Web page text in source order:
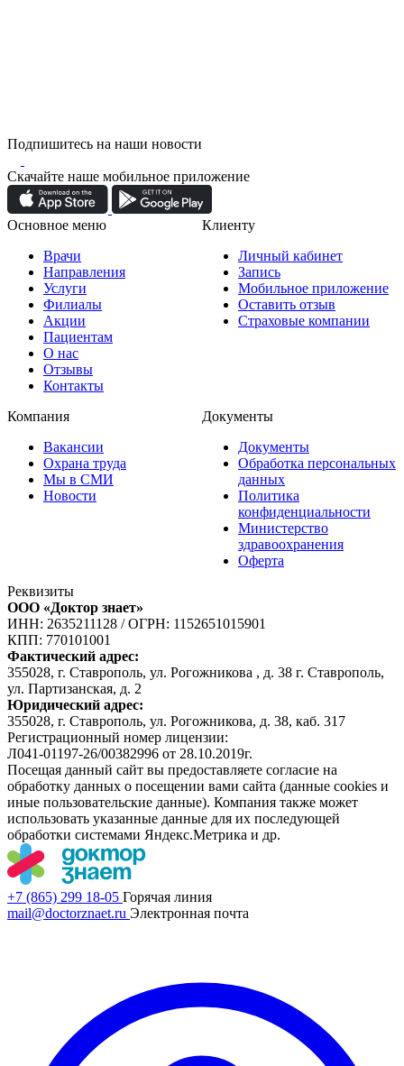
Подпишитесь на наши новости
Скачайте наше мобильное приложение
Основное меню
Врачи
Направления
Услуги
Филиалы
Акции
Пациентам
О нас
Отзывы
Контакты
Клиенту
Личный кабинет
Запись
Мобильное приложение
Оставить отзыв
Страховые компании
Компания
Вакансии
Охрана труда
Мы в СМИ
Новости
Документы
Документы
Обработка персональных
данных
Политика
конфиденциальности
Министерство
здравоохранения
Оферта
Реквизиты
ООО «Доктор знает»
ИНН: 2635211128 /ОГРН: 1152651015901
КПП: 770101001
Фактический адрес:
355028, г. Ставрополь, ул. Рогожникова , д. 38 г. Ставрополь,
ул. Партизанская, д. 2
Юридический адрес:
355028, г. Ставрополь, ул. Рогожникова, д. 38, каб. 317
Регистрационный номер лицензии:
Л041-01197-26/00382996 от 28.10.2019г.
Посещая данный сайт вы предоставляете согласие на
обработку данных о посещении вами сайта (данные cookies и
иные пользовательские данные). Компания также может
использовать указанные данные для их последующей
обработки системами Яндекс.Метрика и др.
+7 (865) 299 18-05 Горячая линия
mail@doctorznaet.ru Электронная почта